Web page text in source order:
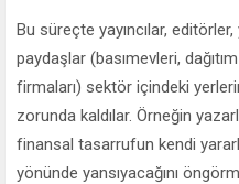
Bu süreçte yayıncılar,
paydaşlar (basımevleri,
firmaları) sektör içindeki
zorunda kaldılar. Örneğin
finansal tasarrufun kendi
yönünde yansıyacağını